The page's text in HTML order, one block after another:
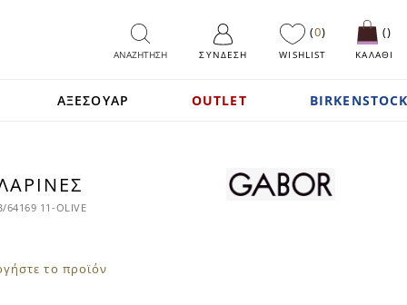
ΑΝΑΖΗΤΗΣΗ ΣΎΝΔΕΣΗ
0
WISHLIST ΚΑΛΑΘΙ
ΑΞΕΣΟΥΑΡ OUTLET
64169 11-OLIVE
το προϊόν